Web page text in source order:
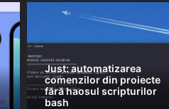
Just: automatizarea
comenzilor din proiecte
fără haosul scripturilor
bash